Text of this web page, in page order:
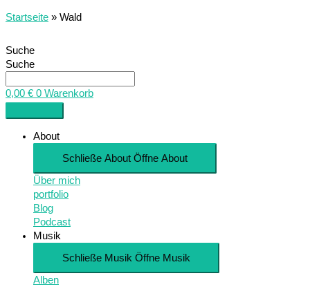
Startseite » Wald
Suche
Suche
0,00 € 0 Warenkorb
About
Schließe About Öffne About
Über mich
portfolio
Blog
Podcast
Musik
Schließe Musik Öffne Musik
Alben